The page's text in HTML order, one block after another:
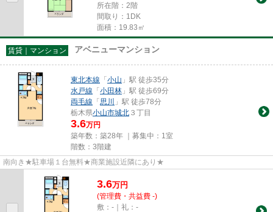
所在階：2階
間取り：1DK
面積：19.83㎡
賃貸｜マンション アベニューマンション
東北本線 「小山 」駅 徒歩35分
水戸線 「小田林 」駅 徒歩69分
両毛線 「思川
」駅 徒歩78分
栃木県小山市城北 ３丁目
3.6万円
築年数：築28年 ｜募集中： 1室
階数：3階建
南向き★駐車場１台無料★商業施設近隣にあり★
3.6万円
(管理費・共益費 -)
敷：-｜礼：-